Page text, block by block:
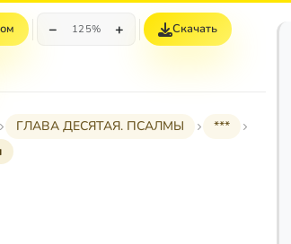
− 125% + Скачать
ГЛАВА ДЕСЯТАЯ. ПСАЛМЫ
***